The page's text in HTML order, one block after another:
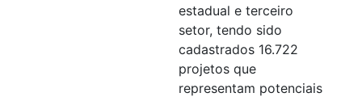
estadual e terceiro
setor, tendo sido
cadastrados 16.722
projetos que
representam potenciais